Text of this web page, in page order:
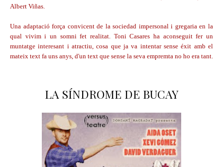
Albert Viñas.
Una adaptació força convicent de la sociedad impersonal i gregaria en la
qual vivim i un somni fet realitat. Toni Casares ha aconseguit fer un
muntatge interesant i atractiu, cosa que ja va intentar sense éxit amb el
mateix text fa uns anys, d'un text que sense la seva empremta no ho era tant.
LA SÍNDROME DE BUCAY